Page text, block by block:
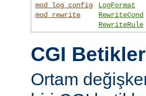
mod_log_config
mod_rewrite
LogFormat
RewriteCond
RewriteRule
CGI
Ortam